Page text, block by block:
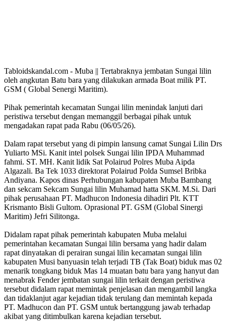
Tabloidskandal.com - Muba || Tertabraknya jembatan Sungai lilin
oleh angkutan Batu bara yang dilakukan armada Boat milik PT.
GSM ( Global Senergi Maritim).
Pihak pemerintah kecamatan Sungai lilin menindak lanjuti dari
peristiwa tersebut dengan memanggil berbagai pihak untuk
mengadakan rapat pada Rabu (06/05/26).
Dalam rapat tersebut yang di pimpin lansung camat Sungai Lilin Drs
Yuliarto MSi. Kanit intel polsek Sungai lilin IPDA Muhammad
fahmi. ST. MH. Kanit lidik Sat Polairud Polres Muba Aipda
Algazali. Ba Tek 1033 direktorat Polairud Polda Sumsel Bribka
Andiyana. Kapos dinas Perhubungan kabupaten Muba Bambang
dan sekcam Sekcam Sungai lilin Muhamad hatta SKM. M.Si. Dari
pihak perusahaan PT. Madhucon Indonesia dihadiri Plt. KTT
Krismanto Bisli Gultom. Oprasional PT. GSM (​​​​Global Sinergi
Maritim) Jefri Silitonga.
Didalam rapat pihak pemerintah kabupaten Muba melalui
pemerintahan kecamatan Sungai lilin bersama yang hadir dalam
rapat dinyatakan di perairan sungai lilin kecamatan sungai lilin
kabupaten Musi banyuasin telah terjadi TB (Tak Boat) biduk mas 02
menarik tongkang biduk Mas 14 muatan batu bara yang hanyut dan
menabrak Fender jembatan sungai lilin terkait dengan peristiwa
tersebut didalam rapat memintak penjelasan dan mengambil langka
dan tidaklanjut agar kejadian tidak terulang dan memintah kepada
PT. Madhucon dan PT. GSM untuk bertanggung jawab terhadap
akibat yang ditimbulkan karena kejadian tersebut.